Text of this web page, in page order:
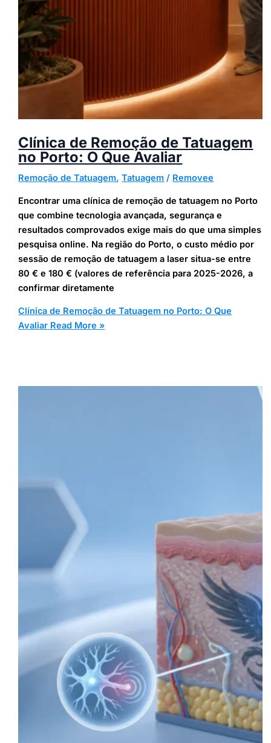
Clínica de Remoção de Tatuagem
no Porto: O Que Avaliar
Remoção de Tatuagem,Tatuagem / Removee
Encontrar uma clínica de remoção de tatuagem no Porto
que combine tecnologia avançada, segurança e
resultados comprovados exige mais do que uma simples
pesquisa online. Na região do Porto, o custo médio por
sessão de remoção de tatuagem a laser situa-se entre
80 € e 180 € (valores de referência para 2025-2026, a
confirmar diretamente
Clínica de Remoção de Tatuagem no Porto: O Que
Avaliar Read More »